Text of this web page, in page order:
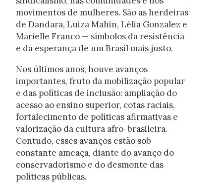
movimentos de mulheres. São as herdeiras
de Dandara, Luiza Mahin, Lélia Gonzalez e
Marielle Franco — símbolos da resistência
e da esperança de um Brasil mais justo.
Nos últimos anos, houve avanços
importantes, fruto da mobilização popular
e das políticas de inclusão: ampliação do
acesso ao ensino superior, cotas raciais,
fortalecimento de políticas afirmativas e
valorização da cultura afro-brasileira.
Contudo, esses avanços estão sob
constante ameaça, diante do avanço do
conservadorismo e do desmonte das
políticas públicas.